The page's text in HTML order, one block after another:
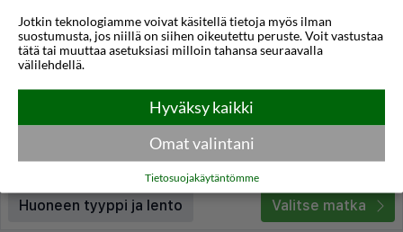
Noli Gdansk Old Town
Gdańsk ,Puola
Gdańsk
Meno:
ti 24 marras 09:15
to 26 marras 06:05
Yöt:
2 lue lisää
Huoneen tyyppi ja lento Valitse matka
Jotkin teknologiamme voivat käsitellä tietoja myös ilman
suostumusta, jos niillä on siihen oikeutettu peruste. Voit vastustaa
tätä tai muuttaa asetuksiasi milloin tahansa seuraavalla
välilehdellä.
Hyväksy kaikki
Omat valintani
Tietosuojakäytäntömme